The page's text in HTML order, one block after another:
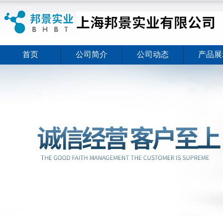
首页 公司简介 公司动态 产品